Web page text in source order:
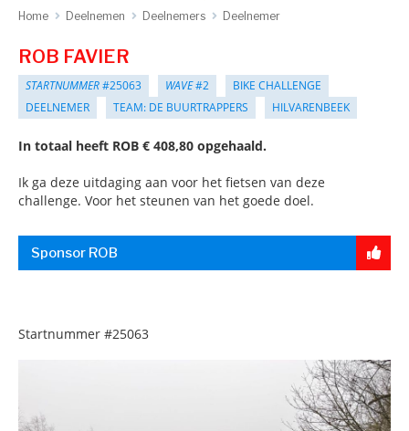
Home Deelnemen Deelnemers Deelnemer
ROB FAVIER
STARTNUMMER#25063 WAVE#2
BIKE CHALLENGE
DEELNEMER
TEAM: DE BUURTRAPPERS HILVARENBEEK
In totaal heeft ROB € 408,80 opgehaald.
Ik ga deze uitdaging aan voor het fietsen van deze
challenge. Voor het steunen van het goede doel.
Sponsor ROB
Startnummer #25063